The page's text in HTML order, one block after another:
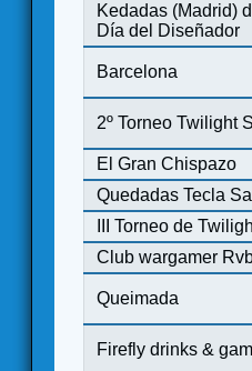
Kedadas (Madrid)
Día del Diseñador
Barcelona
2º Torneo Twilight
El Gran Chispazo
Quedadas Tecla
III Torneo de
Club wargamer
Queimada
Firefly drinks &